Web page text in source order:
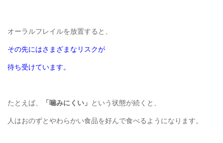
オーラルフレイルを放置すると、
その先にはさまざまなリスクが
待ち受けています。
たとえば、 「噛みにくい」 という状態が続くと、
人はおのずとやわらかい食品を好んで食べるようになります。